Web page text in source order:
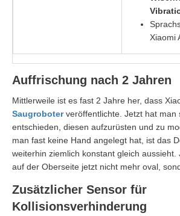
Xiaomi
Auffrischung nach 2 Jahren
Mittlerweile ist es fast 2 Jahre her, dass
Saugroboterveröffentlichte. Jetzt hat man
entschieden, diesen aufzurüsten und zu
man fast keine Hand angelegt hat, ist das
weiterhin ziemlich konstant gleich aussieht.
auf der Oberseite jetzt nicht mehr oval,
Zusätzlicher Sensor für
Kollisionsverhinderung